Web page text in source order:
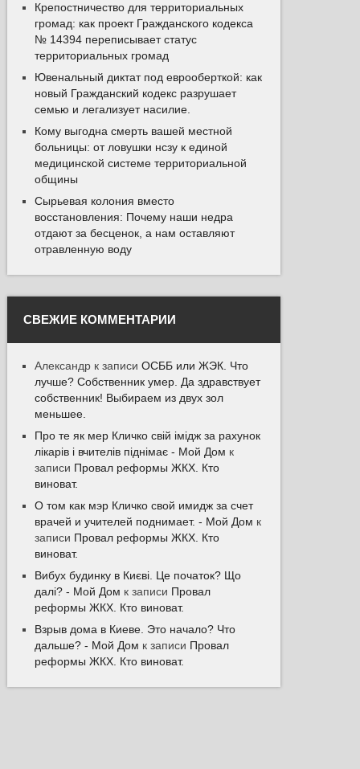
Крепостничество для территориальных
громад: как проект Гражданского кодекса
№ 14394 переписывает статус
территориальных громад
Ювенальный диктат под еврооберткой: как
новый Гражданский кодекс разрушает
семью и легализует насилие.
Кому выгодна смерть вашей местной
больницы: от ловушки нсзу к единой
медицинской системе территориальной
общины
Сырьевая колония вместо
восстановления: Почему наши недра
отдают за бесценок, а нам оставляют
отравленную воду
СВЕЖИЕ КОММЕНТАРИИ
Александрк записи ОСББ или ЖЭК. Что
лучше? Собственник умер. Да здравствует
собственник! Выбираем из двух зол
меньшее.
Про те як мер Кличко свій імідж за рахунок
лікарів і вчителів піднімає - Мой Дом к
записи Провал реформы ЖКХ. Кто
виноват.
О том как мэр Кличко свой имидж за счет
врачей и учителей поднимает. - Мой Дом к
записи Провал реформы ЖКХ. Кто
виноват.
Вибух будинку в Києві. Це початок? Що
далі? - Мой Дом к записи Провал
реформы ЖКХ. Кто виноват.
Взрыв дома в Киеве. Это начало? Что
дальше? - Мой Дом к записи Провал
реформы ЖКХ. Кто виноват.